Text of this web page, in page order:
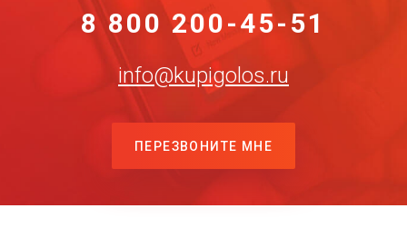
8 800 200-45-51
info@kupigolos.ru
ПЕРЕЗВОНИТЕ МНЕ